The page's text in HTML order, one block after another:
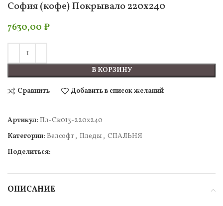
София (кофе) Покрывало 220х240
7630,00 ₽
В КОРЗИНУ
Сравнить Добавить в список желаний
Артикул: Пл-Ск013-220х240
Категории: Велсофт, Пледы , СПАЛЬНЯ
Поделиться:
ОПИСАНИЕ